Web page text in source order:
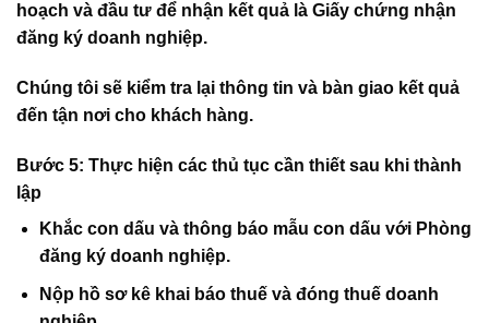
hoạch và đầu tư để nhận kết quả là Giấy chứng nhận
đăng ký doanh nghiệp.
Chúng tôi sẽ kiểm tra lại thông tin và bàn giao kết quả
đến tận nơi cho khách hàng.
Bước 5: Thực hiện các thủ tục cần thiết sau khi thành
lập
Khắc con dấu và thông báo mẫu con dấu với Phòng
đăng ký doanh nghiệp.
Nộp hồ sơ kê khai báo thuế và đóng thuế doanh